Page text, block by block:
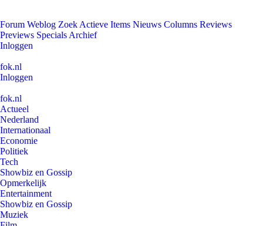
Forum Weblog Zoek Actieve Items Nieuws Columns Reviews
Previews Specials Archief
Inloggen
fok.nl
Inloggen
fok.nl
Actueel
Nederland
Internationaal
Economie
Politiek
Tech
Showbiz en Gossip
Opmerkelijk
Entertainment
Showbiz en Gossip
Muziek